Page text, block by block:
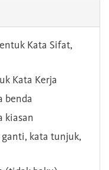
Kata Sifat,
Kata Kerja
benda
kiasan
kata tunjuk,